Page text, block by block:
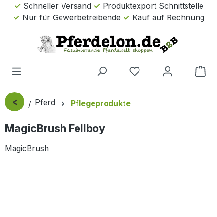
Zum Hauptinhalt springen
Schneller Versand
Produktexport Schnittstelle
Nur für Gewerbetreibende
Kauf auf Rechnung
< Pferd Pflegeprodukte
MagicBrush Fellboy
MagicBrush